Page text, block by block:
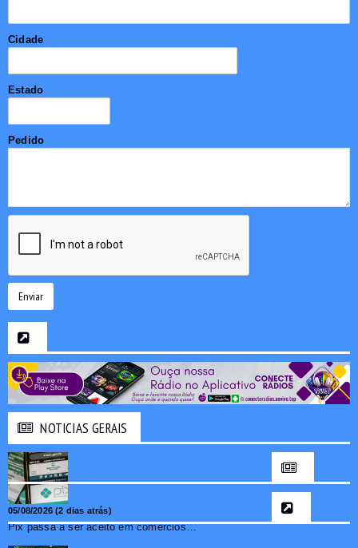
Cidade
Estado
Pedido
Enviar
NOTICIAS GERAIS
05/08/2026 (2 dias atrás)
Pix passa a ser aceito em comércios de oito países e amplia opções de pagamento para brasileiros no exterior